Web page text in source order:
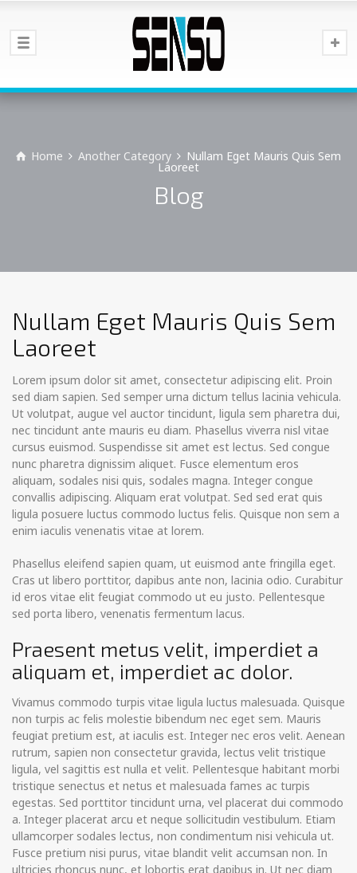
Home Another Category Nullam Eget Mauris Quis Sem
Laoreet
Blog
Nullam Eget Mauris Quis Sem
Laoreet
Lorem ipsum dolor sit amet, consectetur adipiscing elit. Proin
sed diam sapien. Sed semper urna dictum tellus lacinia vehicula.
Ut volutpat, augue vel auctor tincidunt, ligula sem pharetra dui,
nec tincidunt ante mauris eu diam. Phasellus viverra nisl vitae
cursus euismod. Suspendisse sit amet est lectus. Sed congue
nunc pharetra dignissim aliquet. Fusce elementum eros
aliquam, sodales nisi quis, sodales magna. Integer congue
convallis adipiscing. Aliquam erat volutpat. Sed sed erat quis
ligula posuere luctus commodo luctus felis. Quisque non sem a
enim iaculis venenatis vitae at lorem.
Phasellus eleifend sapien quam, ut euismod ante fringilla eget.
Cras ut libero porttitor, dapibus ante non, lacinia odio. Curabitur
id eros vitae elit feugiat commodo ut eu justo. Pellentesque
sed porta libero, venenatis fermentum lacus.
Praesent metus velit, imperdiet a
aliquam et, imperdiet ac dolor.
Vivamus commodo turpis vitae ligula luctus malesuada. Quisque
non turpis ac felis molestie bibendum nec eget sem. Mauris
feugiat pretium est, at iaculis est. Integer nec eros velit. Aenean
rutrum, sapien non consectetur gravida, lectus velit tristique
ligula, vel sagittis est nulla et velit. Pellentesque habitant morbi
tristique senectus et netus et malesuada fames ac turpis
egestas. Sed porttitor tincidunt urna, vel placerat dui commodo
a. Integer placerat arcu et neque sollicitudin vestibulum. Etiam
ullamcorper sodales lectus, non condimentum nisi vehicula ut.
Fusce pretium nisi purus, vitae blandit velit accumsan non. In
ultricies rhoncus nunc, et lobortis erat dapibus in. Ut nec diam